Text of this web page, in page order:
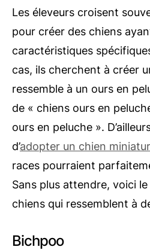
Les éleveurs croisent
pour créer des chiens
caractéristiques
cas, ils cherchent à créer
ressemble à un ours en
de « chiens ours en
ours en peluche ».
d’adopter un chien
races pourraient
Sans plus attendre, voici
chiens qui ressemblent à
Bichpoo